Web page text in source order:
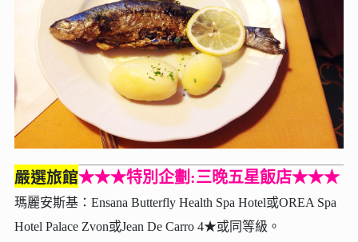
嚴選旅館★★★特別企劃:三晚五星飯店★★★
瑪麗安斯基：Ensana Butterfly Health Spa Hotel或OREA Spa
Hotel Palace Zvon或Jean De Carro 4★或同等級。